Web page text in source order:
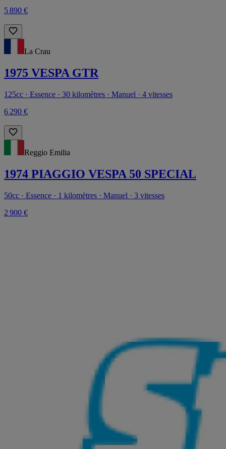
5 890 €
La Crau
1975 VESPA GTR
125cc · Essence · 30 kilomètres · Manuel · 4 vitesses
6 290 €
Reggio Emilia
1974 PIAGGIO VESPA 50 SPECIAL
50cc · Essence · 1 kilomètres · Manuel · 3 vitesses
2 900 €